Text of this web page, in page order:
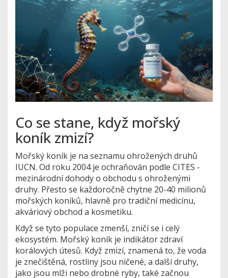
Co se stane, když mořský
koník zmizí?
Mořský koník je na seznamu ohrožených druhů
IUCN. Od roku 2004 je ochraňován podle CITES -
mezinárodní dohody o obchodu s ohroženými
druhy. Přesto se každoročně chytne 20-40 milionů
mořských koníků, hlavně pro tradiční medicínu,
akváriový obchod a kosmetiku.
Když se tyto populace zmenší, zničí se i celý
ekosystém. Mořský koník je indikátor zdraví
korálových útesů. Když zmizí, znamená to, že voda
je znečištěná, rostliny jsou ničené, a další druhy,
jako jsou mlži nebo drobné ryby, také začnou